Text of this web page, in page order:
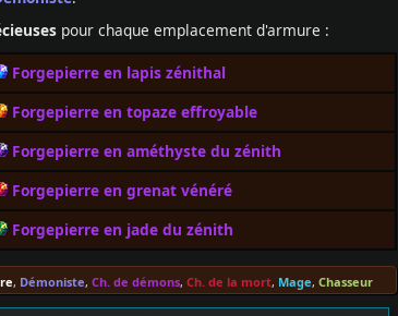
pour chaque emplacement d'armure :
Forgepierre en lapis zénithal
Forgepierre en topaze effroyable
Forgepierre en améthyste du zénith
Forgepierre en grenat vénéré
Forgepierre en jade du zénith
, Démoniste, Ch. de démons, Ch. de la mort, Mage, Chasseur